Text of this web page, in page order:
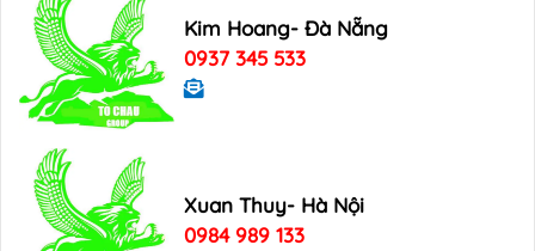
Kim Hoang- Đà Nẵng
0937 345 533
Xuan Thuy- Hà Nội
0984 989 133